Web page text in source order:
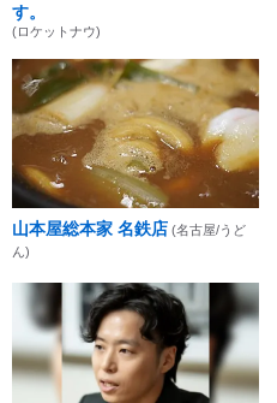
す。
(ロケットナウ)
山本屋総本家 名鉄店 (名古屋/うど
ん)